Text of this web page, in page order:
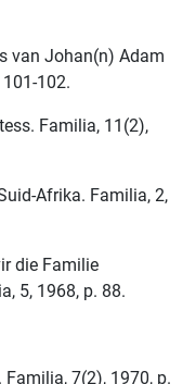
van Johan(n) Adam
102.
Familia, 11(2),
Afrika. Familia, 2,
die Familie
5, 1968, p. 88.
Familia, 7(2), 1970, p.